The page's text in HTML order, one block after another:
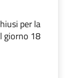
per la
giorno 18